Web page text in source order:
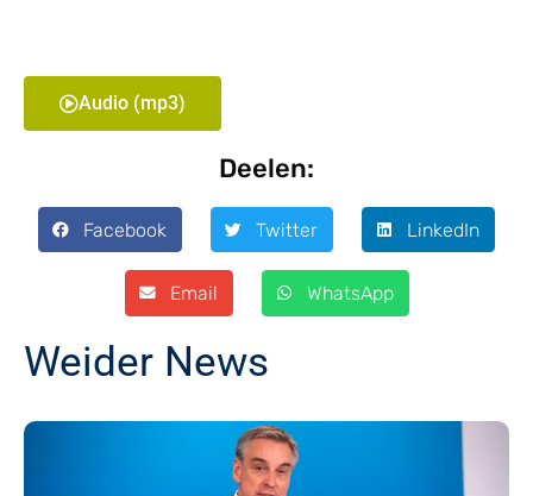
Audio (mp3)
Deelen:
Facebook Twitter LinkedIn
Email WhatsApp
Weider News